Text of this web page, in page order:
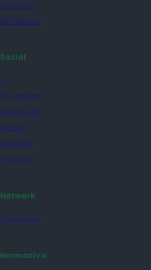
Contatti
Diffusione
Social
X
Instagram
Facebook
TikTok
Linkedin
YouTube
Network
il Giornale
Normativa